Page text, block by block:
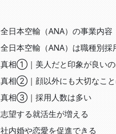
全日本空輸（ANA）の事業内容
全日本空輸（ANA）は職種別採
真相①｜美人だと印象が良い
真相②｜顔以外にも大切なこと
真相③｜採用人数は多い
志望する就活生が増える
社内婚や恋愛を促進できる